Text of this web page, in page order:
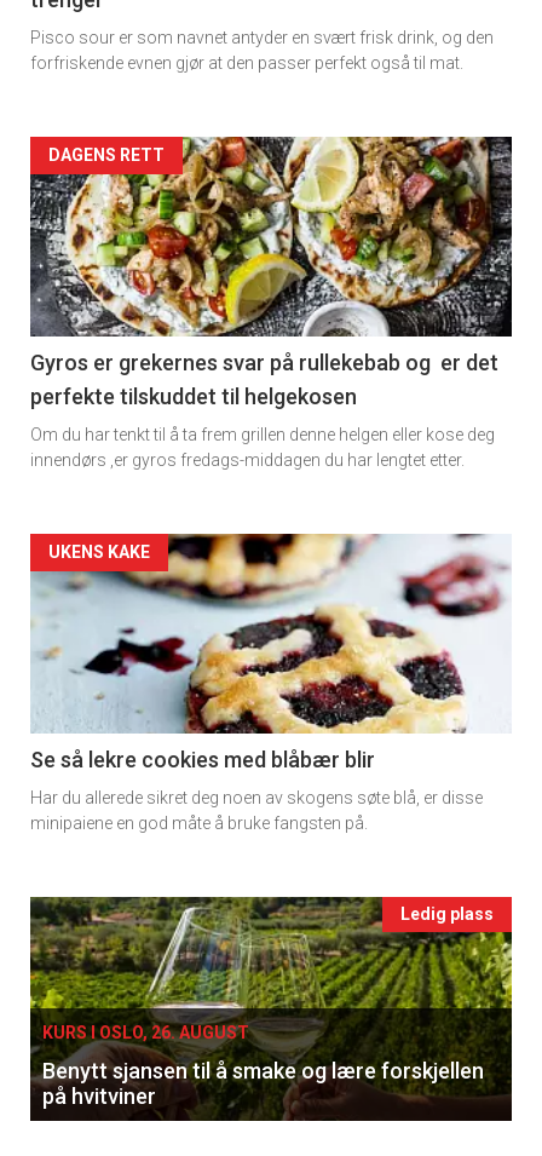
Dagens
rett
Pisco sour er som navnet antyder en svært frisk drink, og den
forfriskende evnen gjør at den passer perfekt også til mat.
Artikler
detail
-
section
11
Dagens
rett
DAGENS RETT
Gyros er grekernes svar på rullekebab og er det
perfekte tilskuddet til helgekosen
Om du har tenkt til å ta frem grillen denne helgen eller kose deg
innendørs ,er gyros fredags-middagen du har lengtet etter.
Artikler
detail
-
section
11
Ukens
UKENS KAKE
Se så lekre cookies med blåbær blir
Har du allerede sikret deg noen av skogens søte blå, er disse
minipaiene en god måte å bruke fangsten på.
Events
single
Ledig plass
KURS I OSLO, 26. AUGUST
Benytt sjansen til å smake og lære forskjellen
på hvitviner